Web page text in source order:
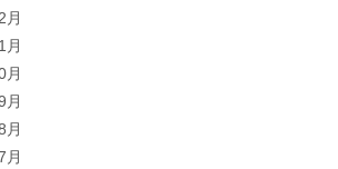
月
月
月
月
月
月